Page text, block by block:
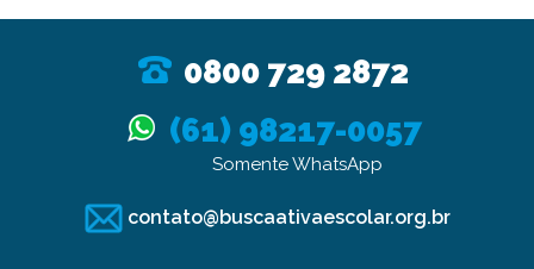
0800 729 2872
(61) 98217-0057
Somente WhatsApp
contato@buscaativaescolar.org.br